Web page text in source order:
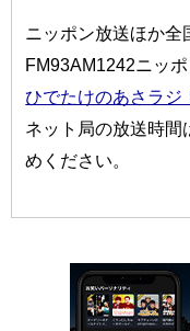
ニッポン放送ほか全
FM93AM1242ニッ
ひでたけのあさラジ
ネット局の放送時間
めください。